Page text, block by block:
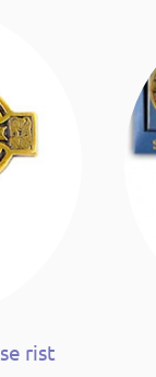
rist